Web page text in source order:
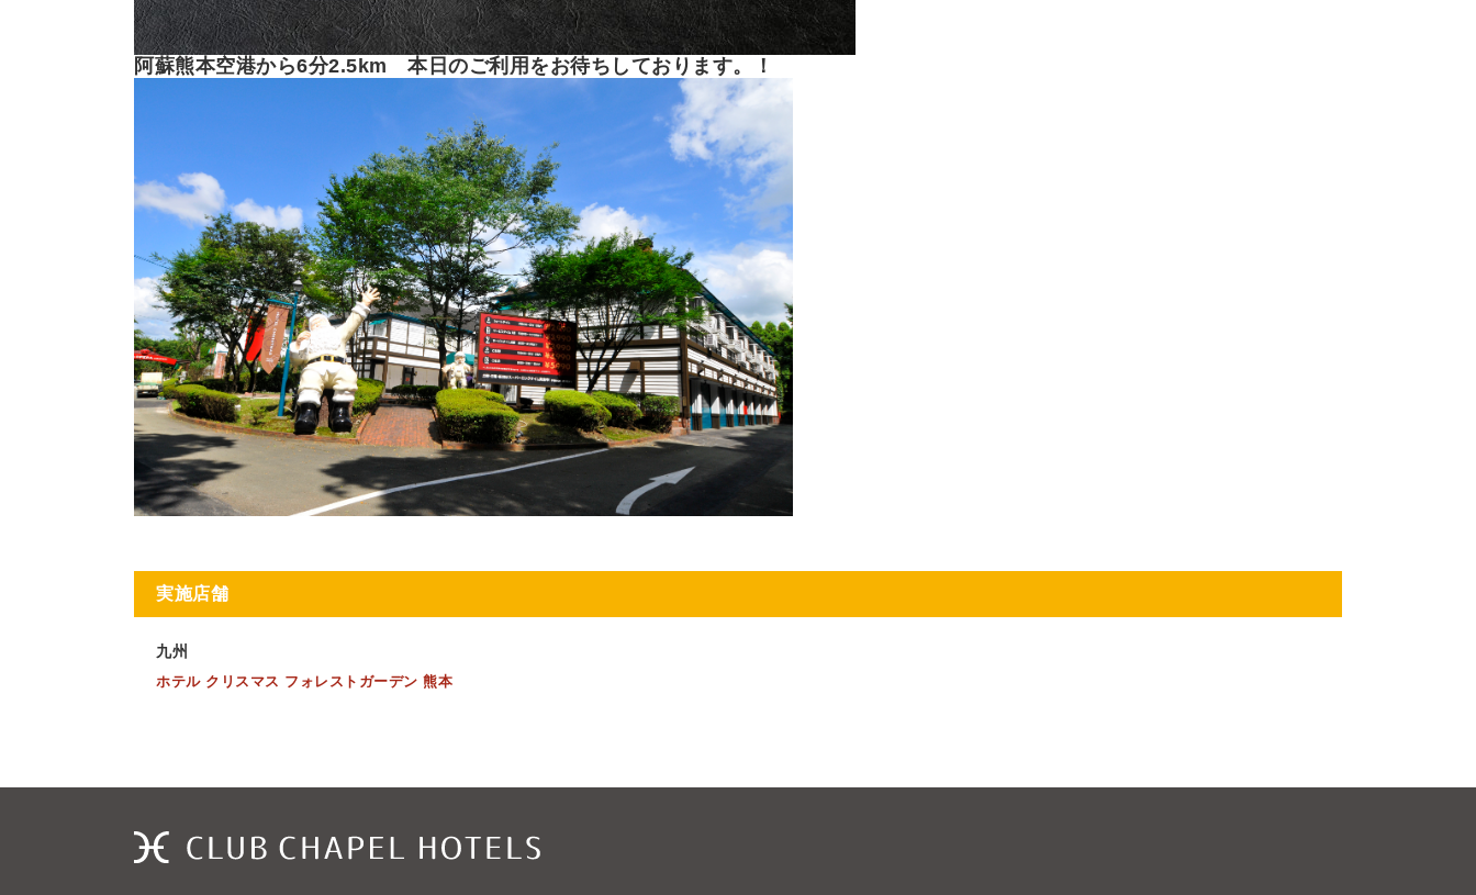
阿蘇熊本空港から6分2.5km 本日のご利用をお待ちしております。！
実施店舗
九州
ホテル クリスマス フォレストガーデン 熊本